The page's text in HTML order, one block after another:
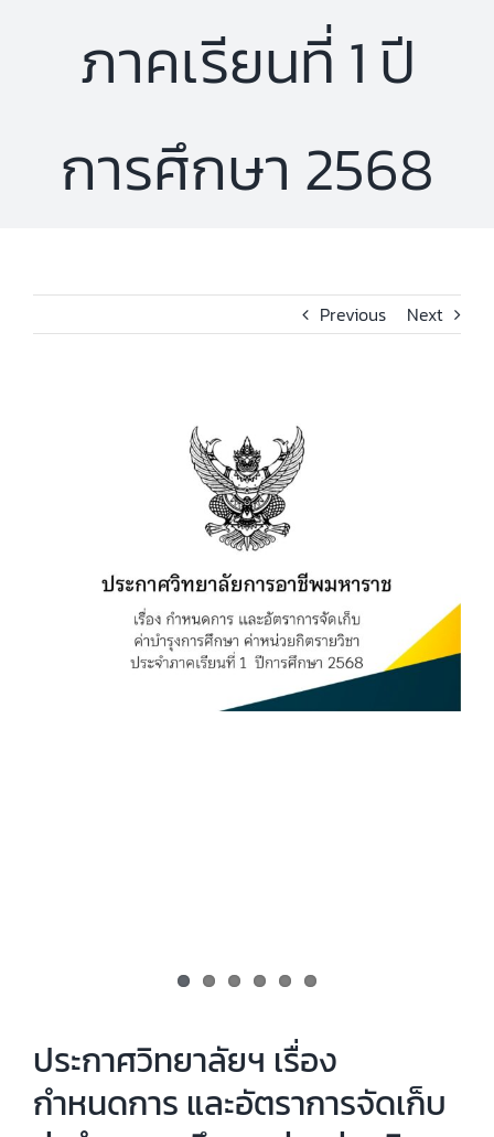
ภาคเรียนที่ 1 ปี
การศึกษา 2568
Previous Next
ประกาศวิทยาลัยฯ เรื่อง
กำหนดการ และอัตราการจัดเก็บ